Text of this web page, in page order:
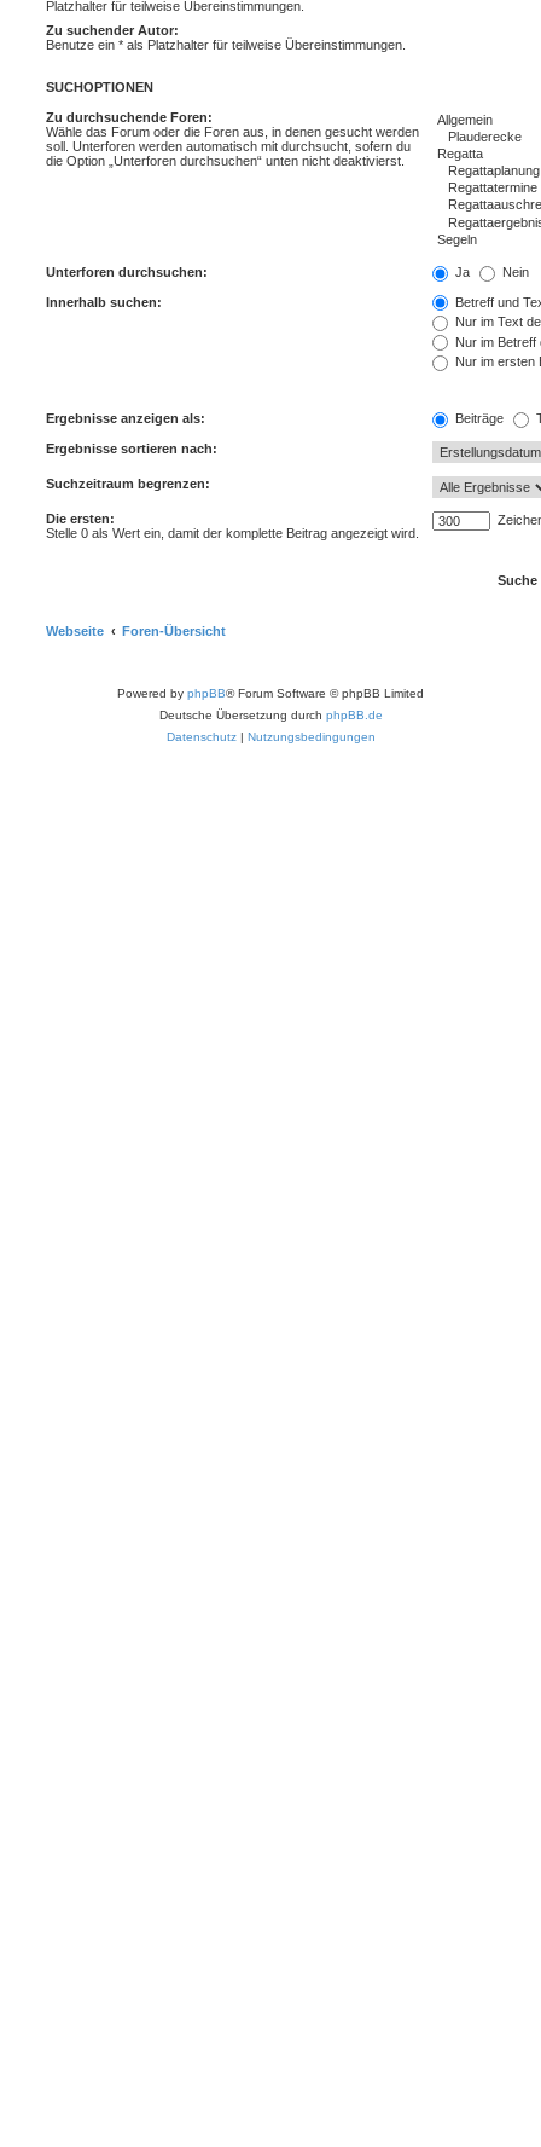
Platzhalter für teilweise Übereinstimmungen.
Zu suchender Autor:
Benutze ein * als Platzhalter für teilweise Übereinstimmungen.
SUCHOPTIONEN
Zu durchsuchende Foren:
Wähle das Forum oder die Foren aus, in denen gesucht werden
soll. Unterforen werden automatisch mit durchsucht, sofern du
die Option „Unterforen durchsuchen“ unten nicht deaktivierst.
Unterforen durchsuchen: Ja Nein
Innerhalb suchen:
Betreff und
Nur im Text
Nur im Betreff
Nur im ersten
Ergebnisse anzeigen als: Beiträge
Ergebnisse sortieren nach:
Suchzeitraum begrenzen:
Die ersten:
Stelle 0 als Wert ein, damit der komplette Beitrag angezeigt wird.
Webseite Foren-Übersicht
Powered by phpBB® Forum Software © phpBB Limited
Deutsche Übersetzung durch phpBB.de
Datenschutz| Nutzungsbedingungen